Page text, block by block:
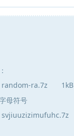
random-ra.7z
1kB
母符号
svjiuuzizimufuhc.7z